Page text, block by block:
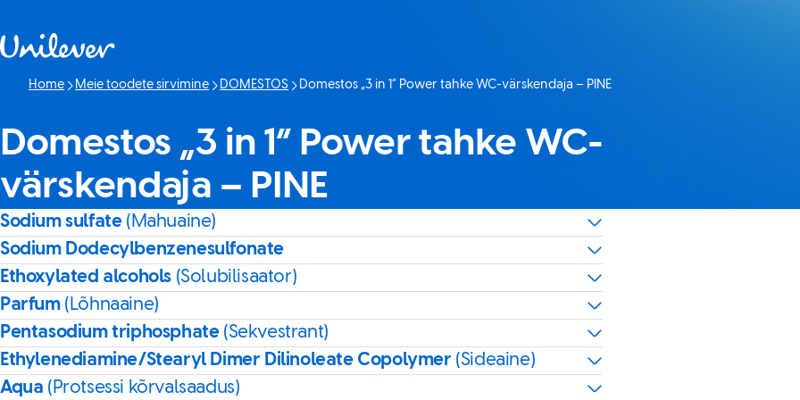
Home Meie toodete sirvimine DOMESTOS
Current page:
Domestos „3 in 1“ Power tahke WC-värskendaja – PINE
Domestos „3 in 1“ Power tahke WC-
värskendaja – PINE
Sodium sulfate (Mahuaine)
Sodium Dodecylbenzenesulfonate
Ethoxylated alcohols (Solubilisaator)
Parfum (Lõhnaaine)
Pentasodium triphosphate (Sekvestrant)
Ethylenediamine/Stearyl Dimer Dilinoleate Copolymer (Sideaine)
Aqua (Protsessi kõrvalsaadus)